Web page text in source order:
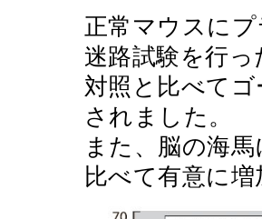
正常マウスに
迷路試験を行
対照と比べて
されました。
また、脳の海
比べて有意に